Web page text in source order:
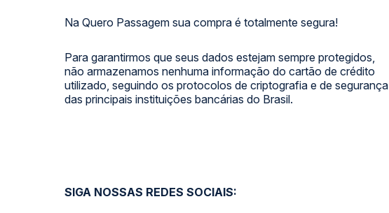
Na Quero Passagem sua compra é totalmente segura!
Para garantirmos que seus dados estejam sempre protegidos,
não armazenamos nenhuma informação do cartão de crédito
utilizado, seguindo os protocolos de criptografia e de segurança
das principais instituições bancárias do Brasil.
SIGA NOSSAS REDES SOCIAIS: